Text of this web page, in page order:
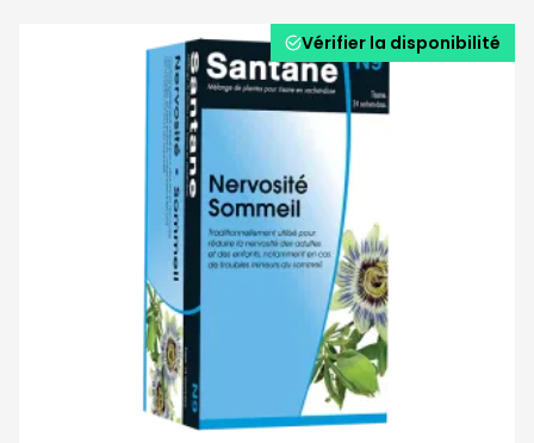
Vérifier la disponibilité